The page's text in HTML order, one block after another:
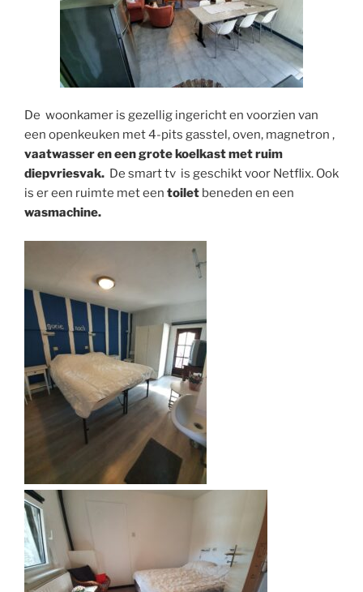
De woonkamer is gezellig ingericht en voorzien van
een openkeuken met 4-pits gasstel, oven, magnetron ,
vaatwasser en een grote koelkast met ruim
diepvriesvak. De smart tv is geschikt voor Netflix. Ook
is er een ruimte met een toilet beneden en een
wasmachine.